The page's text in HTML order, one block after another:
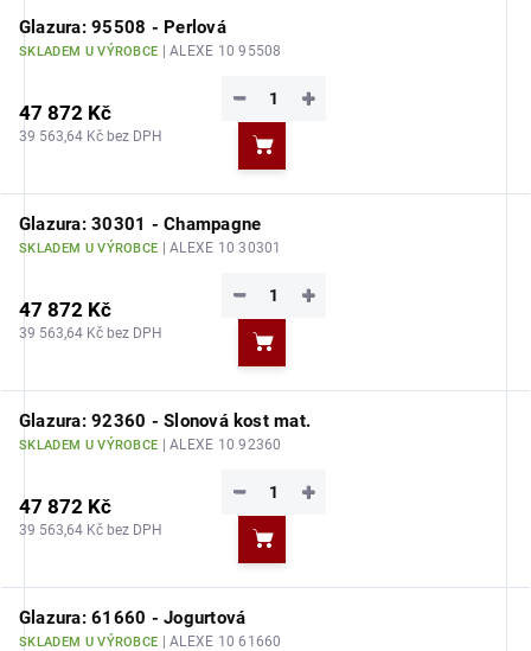
Glazura: 95508 - Perlová
SKLADEM U VÝROBCE | ALEXE 10 95508
47 872 Kč
39 563,64 Kč bez DPH
+
−
Do košíku
Glazura: 30301 - Champagne
SKLADEM U VÝROBCE | ALEXE 10 30301
47 872 Kč
39 563,64 Kč bez DPH
+
−
Do košíku
Glazura: 92360 - Slonová kost mat.
SKLADEM U VÝROBCE | ALEXE 10 92360
47 872 Kč
39 563,64 Kč bez DPH
+
−
Do košíku
Glazura: 61660 - Jogurtová
SKLADEM U VÝROBCE | ALEXE 10 61660